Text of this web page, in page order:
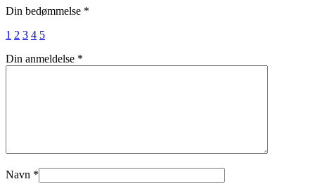
Din bedømmelse *
1 2 3 4 5
Din anmeldelse *
Navn *